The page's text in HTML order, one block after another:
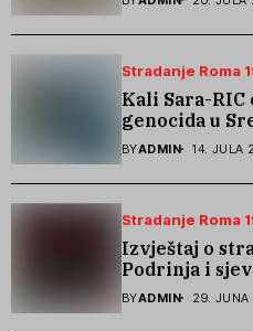
Stradanje Roma
Kali Sara-RIC
genocida u
stradanje
BYADMIN 14. JULA
Stradanje Roma
Izvještaj o
Podrinja i
godine
BYADMIN 29. JUNA